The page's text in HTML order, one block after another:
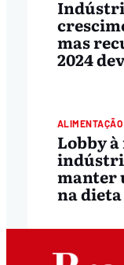
mas
2024
ALIMENTAÇÃO
Lobby à
manter
na